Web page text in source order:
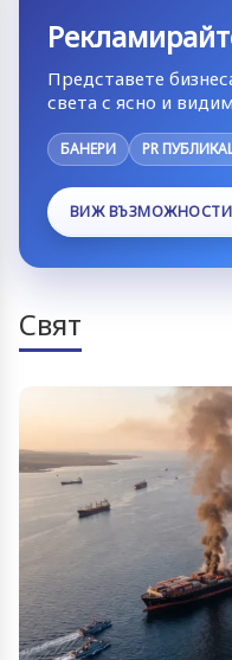
Представете
света с ясно и
БАНЕРИ PR
ВИЖ
Свят